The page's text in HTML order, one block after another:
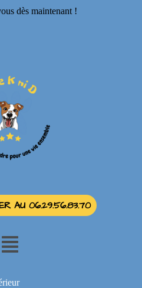
dès maintenant !
AU 06.29.56.83.70